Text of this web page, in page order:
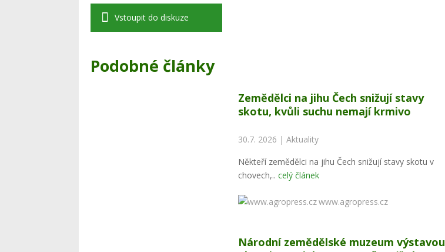
Vstoupit do diskuze
Podobné články
Zemědělci na jihu Čech snižují stavy
skotu, kvůli suchu nemají krmivo
30.7. 2026 | Aktuality
Někteří zemědělci na jihu Čech snižují stavy skotu v
chovech,.. celý článek
www.agropress.cz
Národní zemědělské muzeum výstavou